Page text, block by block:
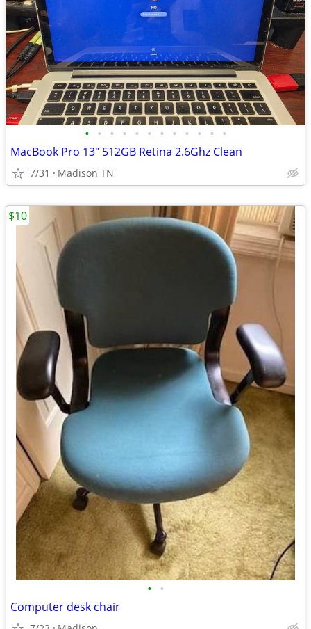
• • • • • • • • • • • •
MacBook Pro 13" 512GB Retina 2.6Ghz Clean
7/31 Madison TN
• •
Computer desk chair
$10